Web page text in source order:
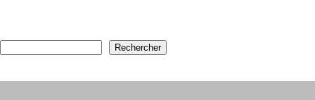
Formulaire de recherche